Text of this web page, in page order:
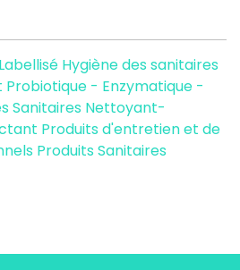
Hygiène des sanitaires
- Enzymatique -
Sanitaires Nettoyant-
Produits d'entretien et de
Produits Sanitaires